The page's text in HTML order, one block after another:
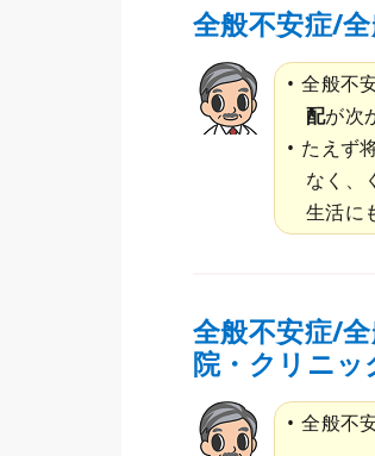
全般不安症/
全般不
配が次
たえず
なく、
生活に
全般不安症/
院・クリニッ
全般不